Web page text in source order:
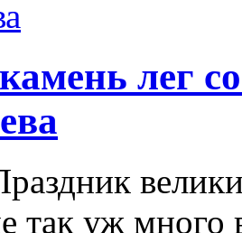
лег
так уж много